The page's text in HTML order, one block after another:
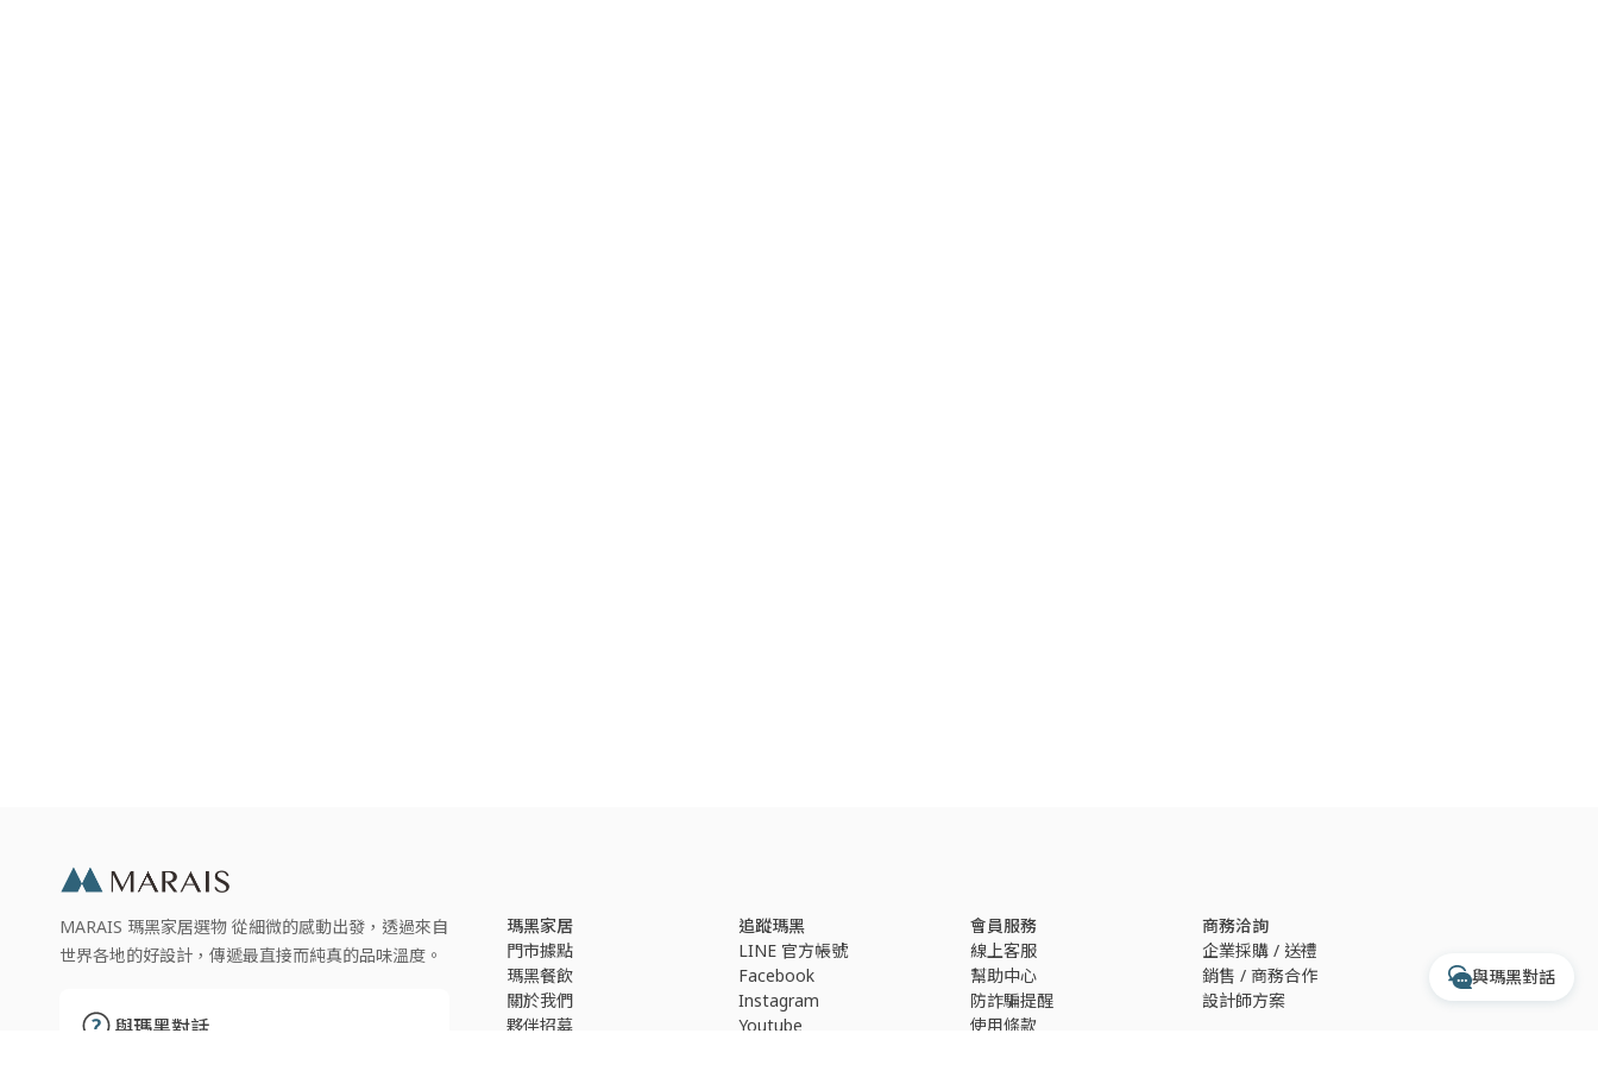
MARAIS 瑪黑家居選物 從細微的感動出發，透過來自
世界各地的好設計，傳遞最直接而純真的品味溫度。
與瑪黑對話
瑪黑家居
門市據點
瑪黑餐飲
關於我們
夥伴招募
追蹤瑪黑
LINE 官方帳號
Facebook
Instagram
Youtube
會員服務
線上客服
幫助中心
防詐騙提醒
使用條款
商務洽詢
企業採購 / 送禮
銷售 / 商務合作
設計師方案
與瑪黑對話